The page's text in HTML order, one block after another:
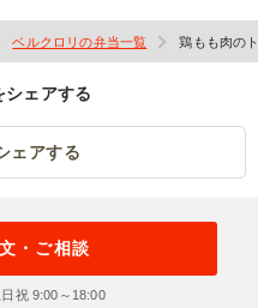
ベルクロリの弁当一覧 鶏もも肉の
シェアする
ェアする
・ご相談
祝 9:00～18:00